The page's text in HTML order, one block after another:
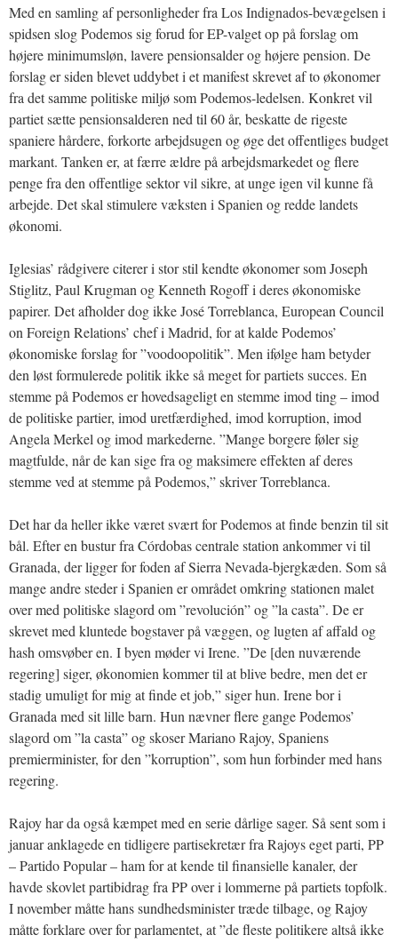
Med en samling af personligheder fra Los Indignados-bevægelsen i
spidsen slog Podemos sig forud for EP-valget op på forslag om
højere minimumsløn, lavere pensionsalder og højere pension. De
forslag er siden blevet uddybet i et manifest skrevet af to økonomer
fra det samme politiske miljø som Podemos-ledelsen. Konkret vil
partiet sætte pensionsalderen ned til 60 år, beskatte de rigeste
spaniere hårdere, forkorte arbejdsugen og øge det offentliges budget
markant. Tanken er, at færre ældre på arbejdsmarkedet og flere
penge fra den offentlige sektor vil sikre, at unge igen vil kunne få
arbejde. Det skal stimulere væksten i Spanien og redde landets
økonomi.
Iglesias’ rådgivere citerer i stor stil kendte økonomer som Joseph
Stiglitz, Paul Krugman og Kenneth Rogoff i deres økonomiske
papirer. Det afholder dog ikke José Torreblanca, European Council
on Foreign Relations’ chef i Madrid, for at kalde Podemos’
økonomiske forslag for ”voodoopolitik”. Men ifølge ham betyder
den løst formulerede politik ikke så meget for partiets succes. En
stemme på Podemos er hovedsageligt en stemme imod ting – imod
de politiske partier, imod uretfærdighed, imod korruption, imod
Angela Merkel og imod markederne. ”Mange borgere føler sig
magtfulde, når de kan sige fra og maksimere effekten af deres
stemme ved at stemme på Podemos,” skriver Torreblanca.
Det har da heller ikke været svært for Podemos at finde benzin til sit
bål. Efter en bustur fra Córdobas centrale station ankommer vi til
Granada, der ligger for foden af Sierra Nevada-bjergkæden. Som så
mange andre steder i Spanien er området omkring stationen malet
over med politiske slagord om ”revolución” og ”la casta”. De er
skrevet med kluntede bogstaver på væggen, og lugten af affald og
hash omsvøber en. I byen møder vi Irene. ”De [den nuværende
regering] siger, økonomien kommer til at blive bedre, men det er
stadig umuligt for mig at finde et job,” siger hun. Irene bor i
Granada med sit lille barn. Hun nævner flere gange Podemos’
slagord om ”la casta” og skoser Mariano Rajoy, Spaniens
premierminister, for den ”korruption”, som hun forbinder med hans
regering.
Rajoy har da også kæmpet med en serie dårlige sager. Så sent som i
januar anklagede en tidligere partisekretær fra Rajoys eget parti, PP
– Partido Popular – ham for at kende til finansielle kanaler, der
havde skovlet partibidrag fra PP over i lommerne på partiets topfolk.
I november måtte hans sundhedsminister træde tilbage, og Rajoy
måtte forklare over for parlamentet, at ”de fleste politikere altså ikke